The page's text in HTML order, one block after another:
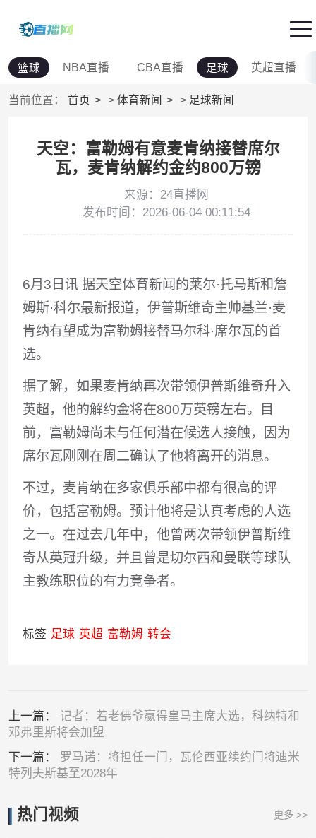
篮球 NBA直播 CBA直播 足球 英超直播
当前位置： 首页 > 体育新闻 > 足球新闻
天空：富勒姆有意麦肯纳接替席尔
瓦，麦肯纳解约金约800万镑
来源：24直播网
发布时间：2026-06-04 00:11:54
6月3日讯 据天空体育新闻的莱尔·托马斯和詹
姆斯·科尔最新报道，伊普斯维奇主帅基兰·麦
肯纳有望成为富勒姆接替马尔科·席尔瓦的首
选。
据了解，如果麦肯纳再次带领伊普斯维奇升入
英超，他的解约金将在800万英镑左右。目
前，富勒姆尚未与任何潜在候选人接触，因为
席尔瓦刚刚在周二确认了他将离开的消息。
不过，麦肯纳在多家俱乐部中都有很高的评
价，包括富勒姆。预计他将是认真考虑的人选
之一。在过去几年中，他曾两次带领伊普斯维
奇从英冠升级，并且曾是切尔西和曼联等球队
主教练职位的有力竞争者。
标签 足球 英超 富勒姆 转会
上一篇： 记者：若老佛爷赢得皇马主席大选，科纳特和
邓弗里斯将会加盟
下一篇： 罗马诺：将担任一门，瓦伦西亚续约门将迪米
特列夫斯基至2028年
热门视频 更多 >>